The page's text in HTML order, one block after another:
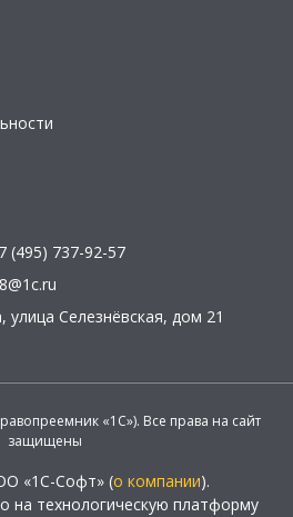
(495) 737-92-57
, улица Селезнёвская, дом 21
«1С»). Все права на сайт
защищены
«1С-Софт» (о компании).
на технологическую платформу